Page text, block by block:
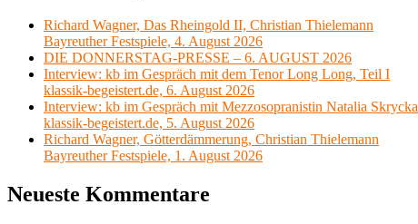
Richard Wagner, Das Rheingold II, Christian Thielemann
Bayreuther Festspiele, 4. August 2026
DIE DONNERSTAG-PRESSE – 6. AUGUST 2026
Interview: kb im Gespräch mit dem Tenor Long Long, Teil I
klassik-begeistert.de, 6. August 2026
Interview: kb im Gespräch mit Mezzosopranistin Natalia Skrycka
klassik-begeistert.de, 5. August 2026
Richard Wagner, Götterdämmerung, Christian Thielemann
Bayreuther Festspiele, 1. August 2026
Neueste Kommentare